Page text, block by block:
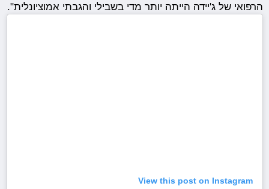
הרפואי של ג'יידה הייתה יותר מדי בשבילי והגבתי אמוציונלית".
View this post on Instagram